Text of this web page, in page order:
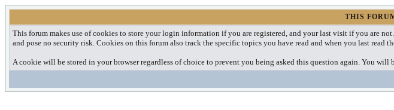
THIS
This forum makes use of cookies to store your login information if you are registered, and your last visit if you are
and pose no security risk. Cookies on this forum also track the specific topics you have read and when you last read
A cookie will be stored in your browser regardless of choice to prevent you being asked this question again. You